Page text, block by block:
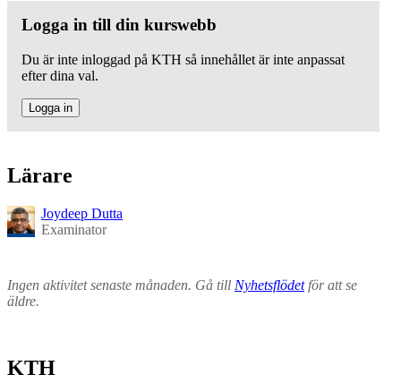
Logga in till din kurswebb
Du är inte inloggad på KTH så innehållet är inte anpassat
efter dina val.
Logga in
Lärare
Joydeep Dutta
Examinator
Ingen aktivitet senaste månaden. Gå till Nyhetsflödetför att se
äldre.
KTH